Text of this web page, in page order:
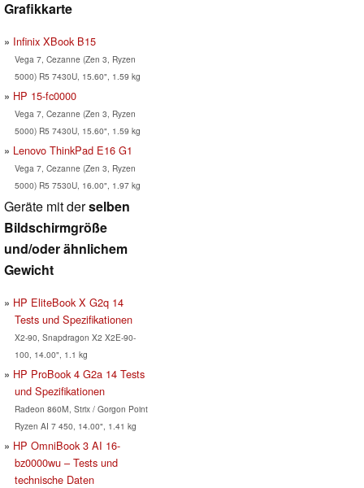
Grafikkarte
Infinix XBook B15
Vega 7, Cezanne (Zen 3, Ryzen
5000) R5 7430U, 15.60", 1.59 kg
HP 15-fc0000
Vega 7, Cezanne (Zen 3, Ryzen
5000) R5 7430U, 15.60", 1.59 kg
Lenovo ThinkPad E16 G1
Vega 7, Cezanne (Zen 3, Ryzen
5000) R5 7530U, 16.00", 1.97 kg
Geräte mit derselben
Bildschirmgröße
und/oder ähnlichem
Gewicht
HP EliteBook X G2q 14
Tests und Spezifikationen
X2-90, Snapdragon X2 X2E-90-
100, 14.00", 1.1 kg
HP ProBook 4 G2a 14 Tests
und Spezifikationen
Radeon 860M, Strix / Gorgon Point
Ryzen AI 7 450, 14.00", 1.41 kg
HP OmniBook 3 AI 16-
bz0000wu – Tests und
technische Daten